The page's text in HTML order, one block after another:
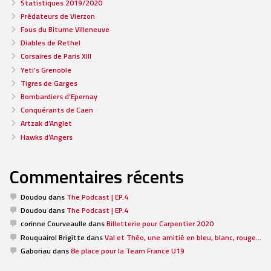
Statistiques 2019/2020
Prédateurs de Vierzon
Fous du Bitume Villeneuve
Diables de Rethel
Corsaires de Paris XIII
Yeti’s Grenoble
Tigres de Garges
Bombardiers d’Epernay
Conquérants de Caen
Artzak d’Anglet
Hawks d’Angers
Commentaires récents
Doudou dans The Podcast | EP.4
Doudou dans The Podcast | EP.4
corinne CourveaulledansBilletterie pour Carpentier 2020
Rouquairol BrigittedansVal et Théo, une amitié en bleu, blanc, rouge…
Gaboriau dans8e place pour la Team France U19